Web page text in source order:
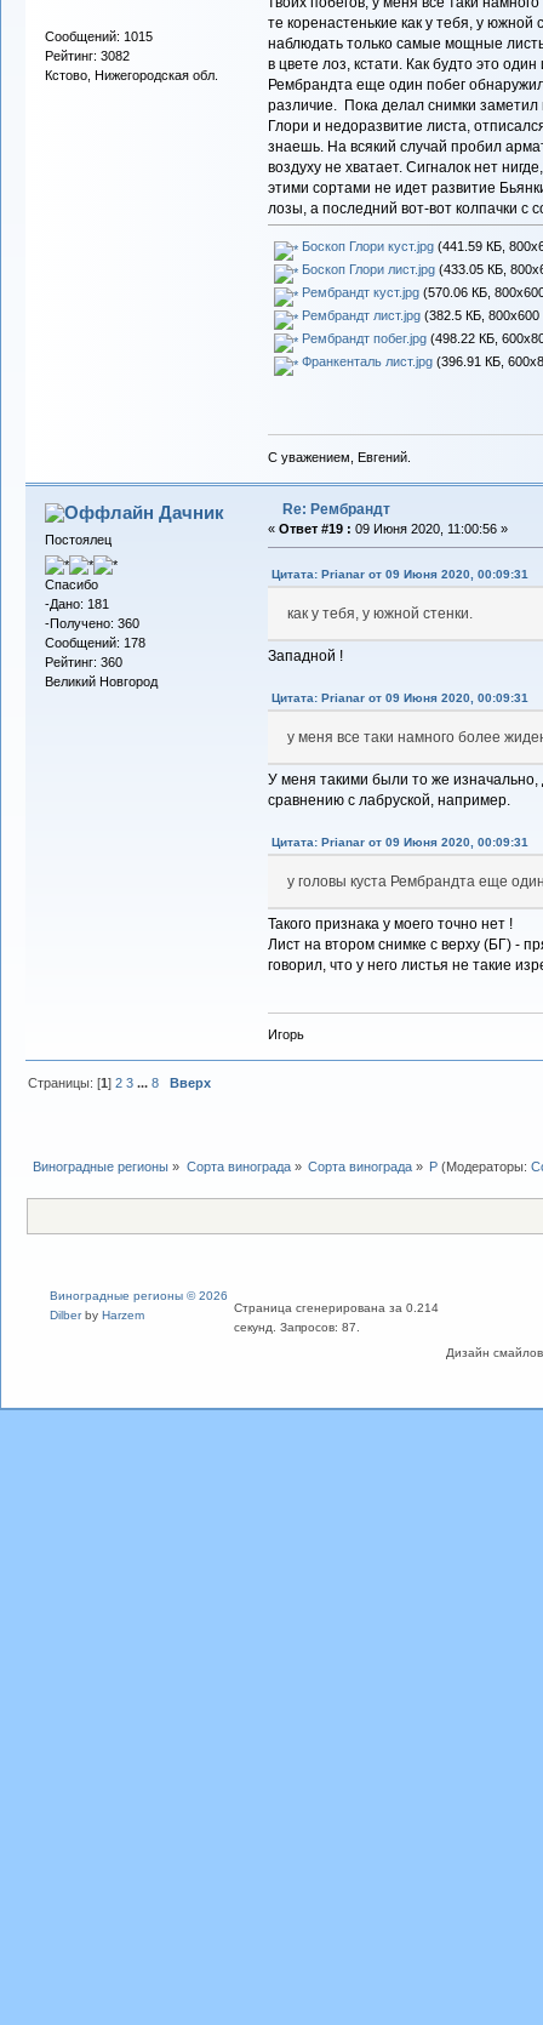
Сообщений: 1015
Рейтинг: 3082
Кстово, Нижегородская обл.
те коренастенькие как у тебя, у южной
наблюдать только самые мощные
в цвете лоз, кстати. Как будто это
Рембрандта еще один побег
различие. Пока делал снимки заметил
Глори и недоразвитие листа,
знаешь. На всякий случай пробил
воздуху не хватает. Сигналок нет
этими сортами не идет развитие
лозы, а последний вот-вот колпачки с
Боскоп Глори куст.jpg(441.59 КБ,
Боскоп Глори лист.jpg(433.05 КБ,
Рембрандт куст.jpg(570.06 КБ,
Рембрандт лист.jpg(382.5 КБ, 800x600
Рембрандт побег.jpg(498.22 КБ,
Франкенталь лист.jpg(396.91 КБ,
С уважением, Евгений.
Дачник
Постоялец
Спасибо
-Дано: 181
-Получено: 360
Сообщений: 178
Рейтинг: 360
Великий Новгород
Re: Рембрандт
« Ответ #19 : 09 Июня 2020, 11:00:56 »
Цитата: Prianar от 09 Июня 2020, 00:09:31
как у тебя, у южной стенки.
Западной !
Цитата: Prianar от 09 Июня 2020, 00:09:31
у меня все таки намного более
У меня такими были то же
сравнению с лабруской, например.
Цитата: Prianar от 09 Июня 2020, 00:09:31
у головы куста Рембрандта еще
Такого признака у моего точно нет !
Лист на втором снимке с верху (БГ) -
говорил, что у него листья не такие
Игорь
Страницы: [1]2 3 ...8 Вверх
Виноградные регионы » Сорта винограда» Сорта винограда» Р (Модераторы:
Дизайн
Виноградные регионы © 2026
Dilberby Harzem
Страница сгенерирована за 0.214
секунд. Запросов: 87.